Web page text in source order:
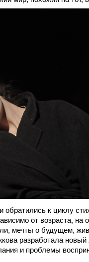
обратились к циклу
от возраста, на
мечты о будущем,
разработала новый
и проблемы